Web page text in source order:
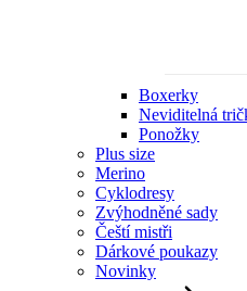
Boxerky
Neviditelná
Ponožky
Plus size
Merino
Cyklodresy
Zvýhodněné sady
Čeští mistři
Dárkové poukazy
Novinky